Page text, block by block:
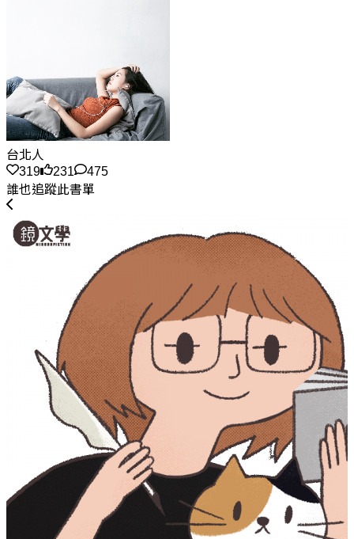
台北人
319
231
475
誰也追蹤此書單